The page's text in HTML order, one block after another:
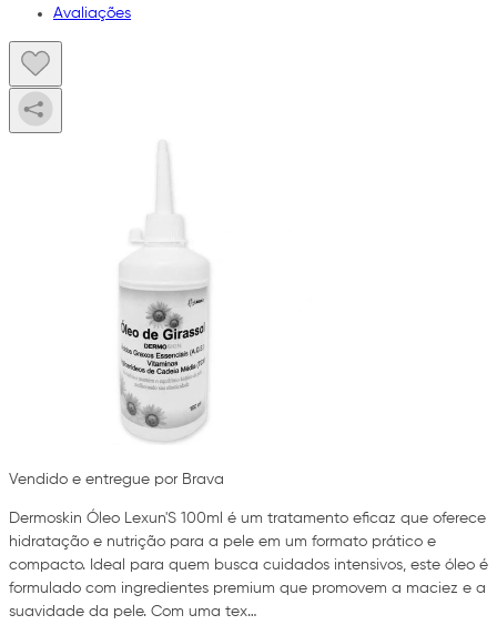
Avaliações
Vendido e entregue por Brava
Dermoskin Óleo Lexun'S 100ml é um tratamento eficaz que oferece
hidratação e nutrição para a pele em um formato prático e
compacto. Ideal para quem busca cuidados intensivos, este óleo é
formulado com ingredientes premium que promovem a maciez e a
suavidade da pele. Com uma tex…